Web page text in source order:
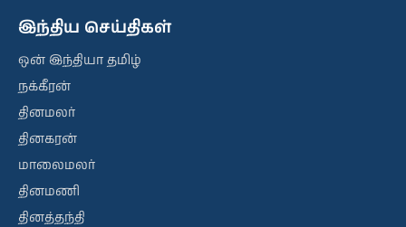
இந்திய செய்திகள்
ஒன் இந்தியா தமிழ்
நக்கீரன்
தினமலர்
தினகரன்
மாலைமலர்
தினமணி
தினத்தந்தி